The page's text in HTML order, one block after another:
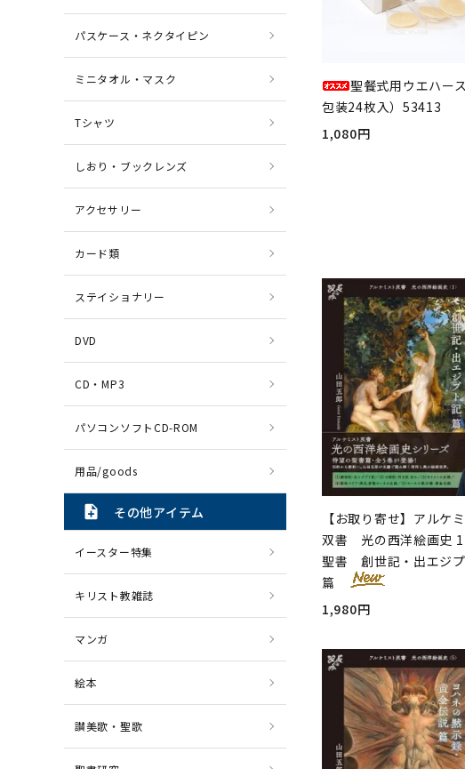
聖餐式用ウエハー
包装24枚入）53413
1,080円
【お取り寄せ】アルケ
双書 光の西洋絵画史
聖書 創世記・出エジ
篇
1,980円
パスケース・ネクタイピン
ミニタオル・マスク
Tシャツ
しおり・ブックレンズ
アクセサリー
カード類
ステイショナリー
DVD
CD・MP3
パソコンソフトCD-ROM
用品/goods
note_add その他アイテム
イースター特集
キリスト教雑誌
マンガ
絵本
讃美歌・聖歌